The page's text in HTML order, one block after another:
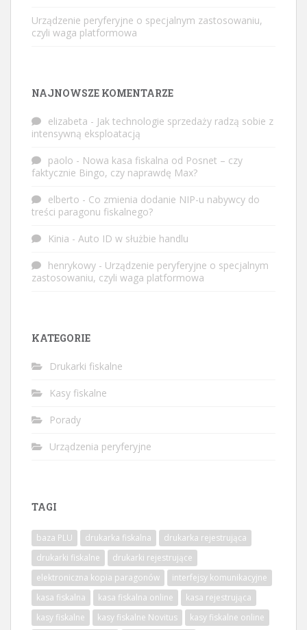
Urządzenie peryferyjne o specjalnym zastosowaniu,
czyli waga platformowa
NAJNOWSZE KOMENTARZE
elizabeta - Jak technologie sprzedaży radzą sobie z
intensywną eksploatacją
paolo - Nowa kasa fiskalna od Posnet – czy
faktycznie Bingo, czy naprawdę Max?
elberto - Co zmienia dodanie NIP-u nabywcy do
treści paragonu fiskalnego?
Kinia - Auto ID w służbie handlu
henrykowy - Urządzenie peryferyjne o specjalnym
zastosowaniu, czyli waga platformowa
KATEGORIE
Drukarki fiskalne
Kasy fiskalne
Porady
Urządzenia peryferyjne
TAGI
baza PLU drukarka fiskalna
drukarka rejestrująca
drukarki fiskalne
drukarki rejestrujące
elektroniczna kopia paragonów
interfejsy komunikacyjne
kasa fiskalna
kasa fiskalna online
kasa rejestrująca
kasy fiskalne
kasy fiskalne Novitus
kasy fiskalne online